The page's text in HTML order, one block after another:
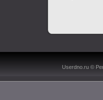
Userdno.ru ©